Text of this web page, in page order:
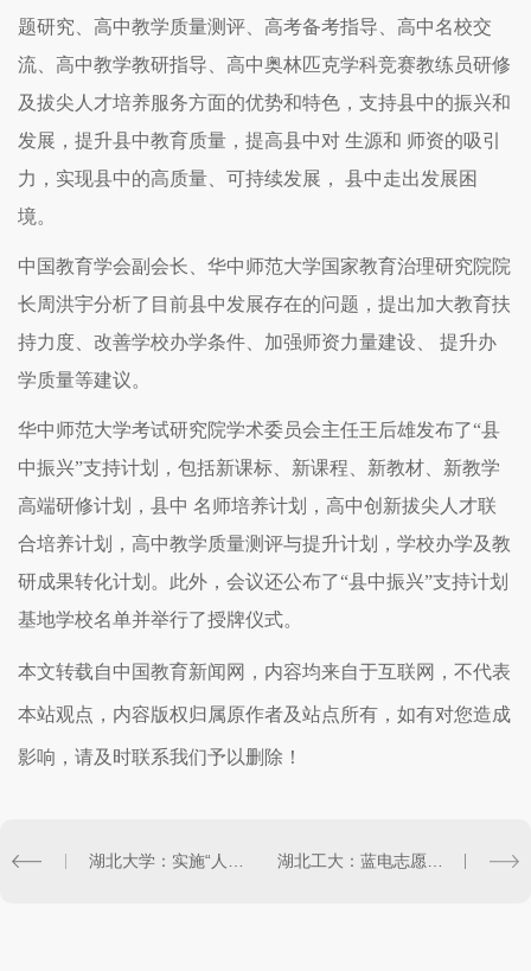
题研究、高中教学质量测评、高考备考指导、高中名校交
流、高中教学教研指导、高中奥林匹克学科竞赛教练员研修
及拔尖人才培养服务方面的优势和特色，支持县中的振兴和
发展，提升县中教育质量，提高县中对 生源和 师资的吸引
力，实现县中的高质量、可持续发展， 县中走出发展困
境。
中国教育学会副会长、华中师范大学国家教育治理研究院院
长周洪宇分析了目前县中发展存在的问题，提出加大教育扶
持力度、改善学校办学条件、加强师资力量建设、 提升办
学质量等建议。
华中师范大学考试研究院学术委员会主任王后雄发布了“县
中振兴”支持计划，包括新课标、新课程、新教材、新教学
高端研修计划，县中 名师培养计划，高中创新拔尖人才联
合培养计划，高中教学质量测评与提升计划，学校办学及教
研成果转化计划。此外，会议还公布了“县中振兴”支持计划
基地学校名单并举行了授牌仪式。
本文转载自中国教育新闻网，内容均来自于互联网，不代表
本站观点，内容版权归属原作者及站点所有，如有对您造成
影响，请及时联系我们予以删除！